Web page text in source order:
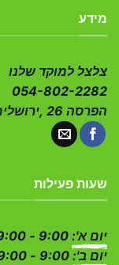
מידע
צלצל למוקד שלנו
054-802-2282
הפרסה 26 ,ירושלים
שעות פעילות
יום א':
יום ב':